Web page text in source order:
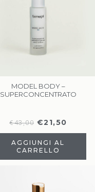
MODEL BODY –
SUPERCONCENTRATO
€43,00 €21,50
AGGIUNGI AL
CARRELLO